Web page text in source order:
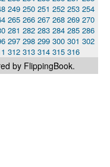
249 250 251 252 253 254
265 266 267 268 269 270
281 282 283 284 285 286
297 298 299 300 301 302
312 313 314 315 316
by FlippingBook.